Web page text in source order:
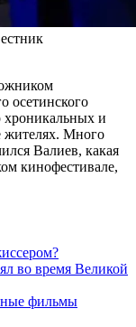
осетинского
хроникальных и
жителях. Много
Валиев, какая
кинофестивале,
во время Великой
фильмы